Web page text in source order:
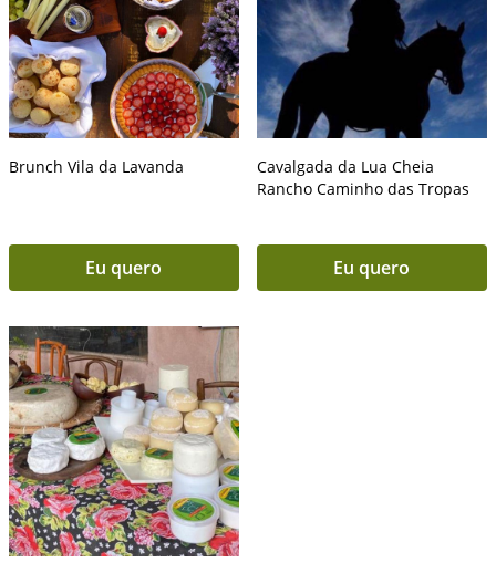
Brunch Vila da Lavanda
Eu quero
Cavalgada da Lua Cheia
Rancho Caminho das Tropas
Eu quero